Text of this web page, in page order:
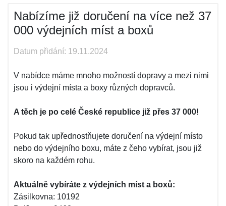
Nabízíme již doručení na více než 37
000 výdejních míst a boxů
Datum přidání: 19.11.2024
V nabídce máme mnoho možností dopravy a mezi nimi
jsou i výdejní místa a boxy různých dopravců.
A těch je po celé České republice již přes 37 000!
Pokud tak upřednostňujete doručení na výdejní místo
nebo do výdejního boxu, máte z čeho vybírat, jsou již
skoro na každém rohu.
Aktuálně vybíráte z výdejních míst a boxů:
Zásilkovna: 10192